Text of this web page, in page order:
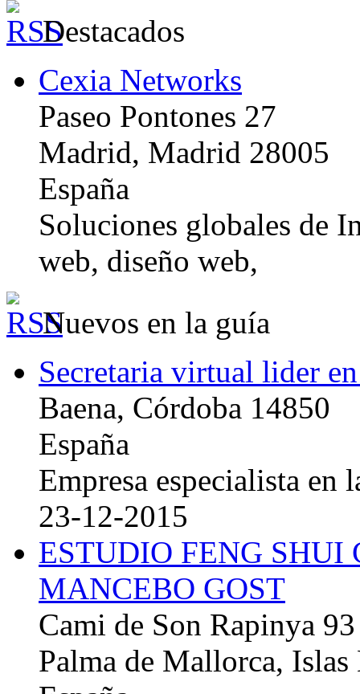
Destacados
Cexia Networks
Paseo Pontones 27
Madrid, Madrid 28005
España
Soluciones globales de
web, diseño web,
Nuevos en la guía
Secretaria virtual lider
Baena, Córdoba 14850
España
Empresa especialista en
23-12-2015
ESTUDIO FENG
MANCEBO GOST
Cami de Son Rapinya 93
Palma de Mallorca, Islas